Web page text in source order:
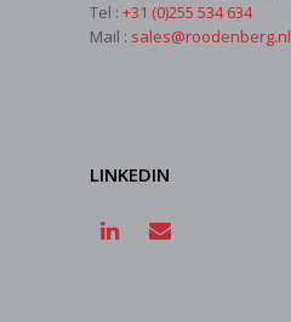
Tel : +31 (0)255 534 634
Mail : sales@roodenberg.nl
LINKEDIN